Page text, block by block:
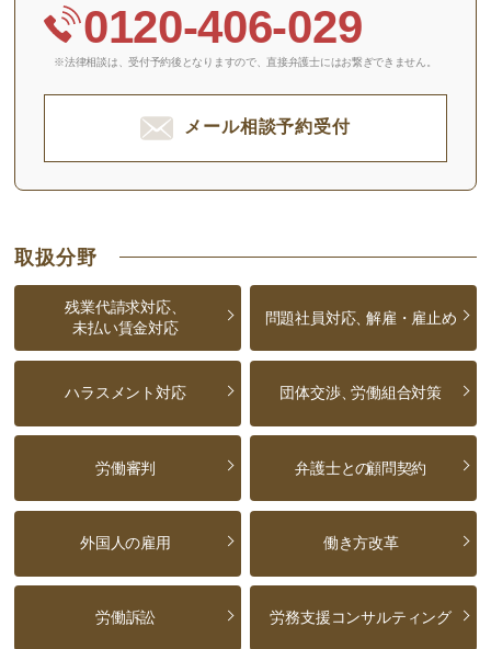
0120-406-029
※法律相談は、受付予約後となりますので、 直接弁護士にはお繋ぎできません。
メール相談予約受付
取扱分野
残業代請求対応、
未払い賃金対応
問題社員対応、解雇・雇止め
ハラスメント対応 団体交渉、労働組合対策
労働審判 弁護士との顧問契約
外国人の雇用 働き方改革
労働訴訟 労務支援コンサルティング